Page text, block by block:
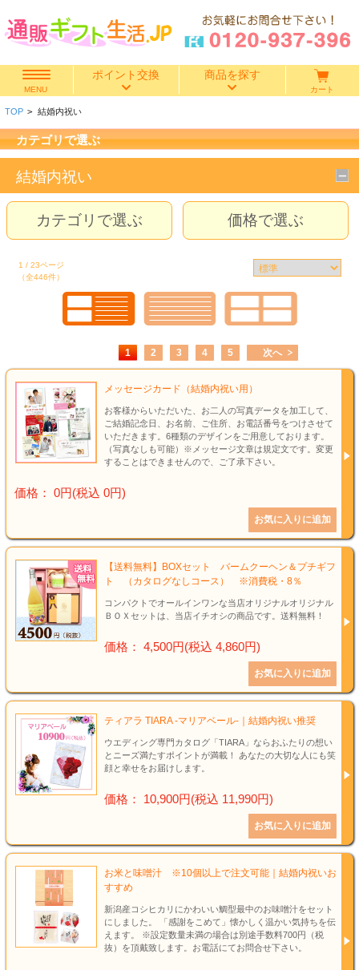
MENU
ポイント交換 商品を探す
快気祝い
香典返し
出産内祝い
結婚内祝い
結婚引き出物
新築祝い
初盆・新盆
長寿のお祝い
各種記念品
カタログ
カート
TOP > 結婚内祝い
カテゴリで選ぶ
結婚内祝い
カテゴリで選ぶ 価格で選ぶ
1 / 23ページ
（全446件）
1 2 3 4 5 次へ
メッセージカード（結婚内祝い用）
お客様からいただいた、お二人の写真データを加工して、
ご結婚記念日、お名前、ご住所、お電話番号をつけさせて
いただきます。6種類のデザインをご用意しております。
（写真なしも可能）※メッセージ文章は規定文です。変更
することはできませんので、ご了承下さい。
価格： 0円(税込 0円)
【送料無料】BOXセット バームクーヘン＆プチギフ
ト （カタログなしコース） ※消費税・8％
コンパクトでオールインワンな当店オリジナルオリジナル
ＢＯＸセットは、当店イチオシの商品です。送料無料！
価格： 4,500円(税込 4,860円)
ティアラ TIARA -マリアベール-｜結婚内祝い推奨
ウエディング専門カタログ「TIARA」ならおふたりの想い
とニーズ満たすポイントが満載！ あなたの大切な人にも笑
顔と幸せをお届けします。
価格： 10,900円(税込 11,990円)
お米と味噌汁 ※10個以上で注文可能｜結婚内祝いお
すすめ
新潟産コシヒカリにかわいい鯛型最中のお味噌汁をセット
にしました。 「感謝をこめて」懐かしく温かい気持ちを伝
えます。 ※設定数量未満の場合は別途手数料700円（税
抜）を頂戴致します。お電話にてお問合せ下さい。